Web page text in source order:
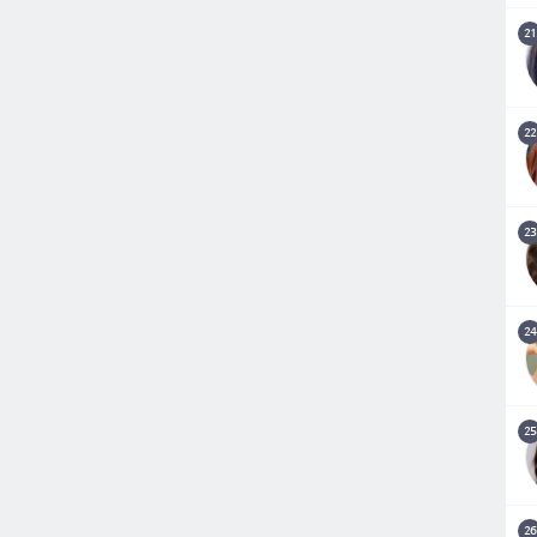
21
22
23
24
25
26